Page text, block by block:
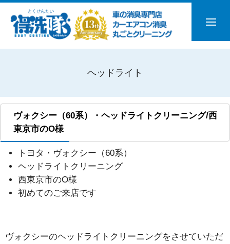
ヘッドライト
ヴォクシー（60系）・ヘッドライトクリーニング/西
東京市のO様
トヨタ・ヴォクシー（60系）
ヘッドライトクリーニング
西東京市のO様
初めてのご来店です
ヴォクシーのヘッドライトクリーニングをさせていただ